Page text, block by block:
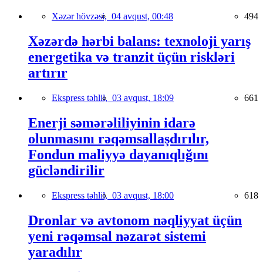
Xəzər hövzəsi, 04 avqust, 00:48 494
Xəzərdə hərbi balans: texnoloji yarış
energetika və tranzit üçün riskləri
artırır
Ekspress təhlil, 03 avqust, 18:09 661
Enerji səmərəliliyinin idarə
olunmasını rəqəmsallaşdırılır,
Fondun maliyyə dayanıqlığını
gücləndirilir
Ekspress təhlil, 03 avqust, 18:00 618
Dronlar və avtonom nəqliyyat üçün
yeni rəqəmsal nəzarət sistemi
yaradılır